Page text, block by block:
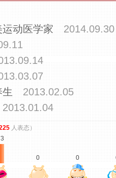
动医学家
2014.09.30
2013.02.05
2013.01.04
人表态）
0 0